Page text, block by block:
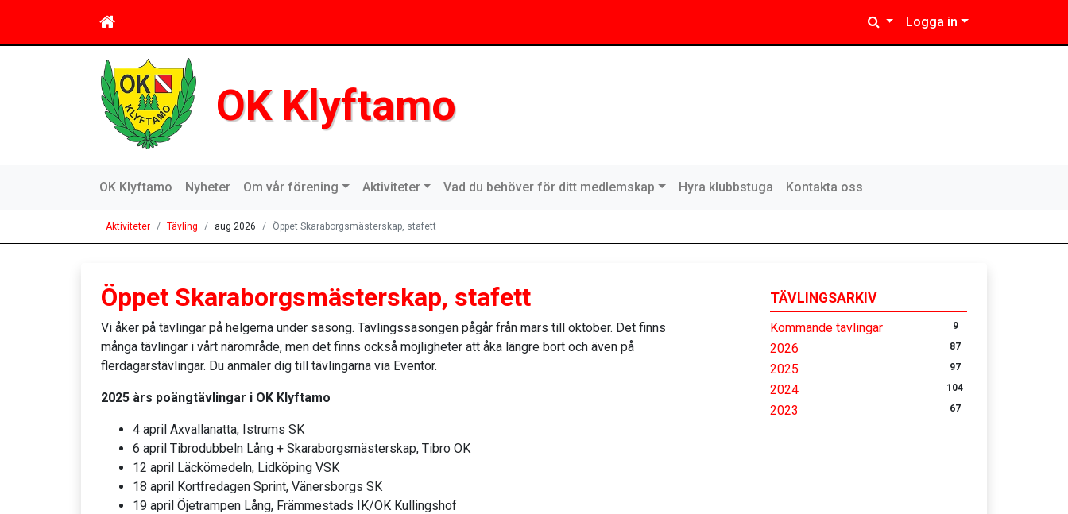
Logga in
OK Klyftamo
OK Klyftamo Nyheter Om vår förening Aktiviteter Vad du behöver för ditt medlemskap Hyra klubbstuga Kontakta oss
Aktiviteter Tävling aug 2026 Öppet Skaraborgsmästerskap, stafett
TÄVLINGSARKIV
Kommande tävlingar 9
2026 87
2025 97
2024 104
2023 67
Öppet Skaraborgsmästerskap, stafett
Vi åker på tävlingar på helgerna under säsong. Tävlingssäsongen pågår från mars till oktober. Det finns
många tävlingar i vårt närområde, men det finns också möjligheter att åka längre bort och även på
flerdagarstävlingar. Du anmäler dig till tävlingarna via Eventor.
2025 års poängtävlingar i OK Klyftamo
4 april Axvallanatta, Istrums SK
6 april Tibrodubbeln Lång + Skaraborgsmästerskap, Tibro OK
12 april Läckömedeln, Lidköping VSK
18 april Kortfredagen Sprint, Vänersborgs SK
19 april Öjetrampen Lång, Främmestads IK/OK Kullingshof